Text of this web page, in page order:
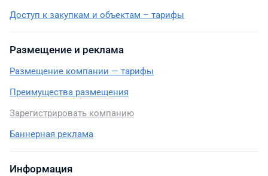
Доступ к закупкам и объектам – тарифы
Размещение и реклама
Размещение компании — тарифы
Преимущества размещения
Зарегистрировать компанию
Баннерная реклама
Информация